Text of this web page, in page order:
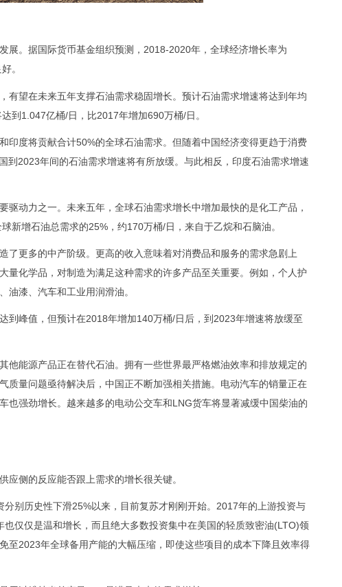
。据国际货币基金组织预测，2018-2020年，全球经济增长率为
。
望在未来五年支撑石油需求稳固增长。预计石油需求增速将达到年均
到1.047亿桶/日，比2017年增加690万桶/日。
度将贡献合计50%的全球石油需求。但随着中国经济变得更趋于消费
到2023年间的石油需求增速将有所放缓。与此相反，印度石油需求增速
动力之一。未来五年，全球石油需求增长中增加最快的是化工产品，
新增石油总需求的25%，约170万桶/日，来自于乙烷和石脑油。
更多的中产阶级。更高的收入意味着对消费品和服务的需求急剧上
量化学品，对制造为满足这种需求的许多产品至关重要。例如，个人护
油漆、汽车和工业用润滑油。
峰值，但预计在2018年增加140万桶/日后，到2023年增速将放缓至
能源产品正在替代石油。拥有一些世界最严格燃油效率和排放规定的
质量问题亟待解决后，中国正不断加强相关措施。电动汽车的销量正在
也强劲增长。越来越多的电动公交车和LNG货车将显著减缓中国柴油的
侧的反应能否跟上需求的增长很关键。
历史性下滑25%以来，目前复苏才刚刚开始。2017年的上游投资与
仅仅是温和增长，而且绝大多数投资集中在美国的轻质致密油(LTO)领
至2023年全球备用产能的大幅压缩，即使这些项目的成本下降且效率得